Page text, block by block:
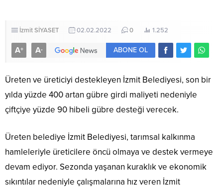
İzmitSİYASET 02.02.2022 0 1.252
A+ A- ABONE OL
Üreten ve üreticiyi destekleyen İzmit Belediyesi, son bir
yılda yüzde 400 artan gübre girdi maliyeti nedeniyle
çiftçiye yüzde 90 hibeli gübre desteği verecek.
Üreten belediye İzmit Belediyesi, tarımsal kalkınma
hamleleriyle üreticilere öncü olmaya ve destek vermeye
devam ediyor. Sezonda yaşanan kuraklık ve ekonomik
sıkıntılar nedeniyle çalışmalarına hız veren İzmit